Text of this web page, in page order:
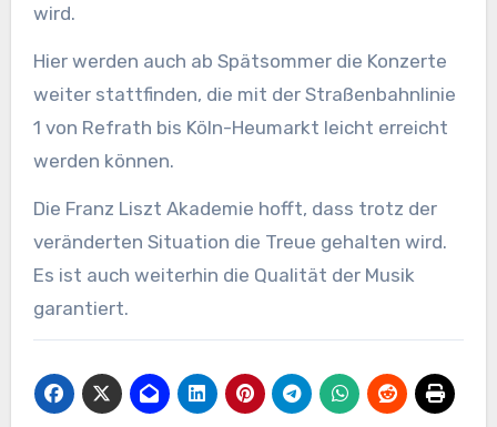
wird.
Hier werden auch ab Spätsommer die Konzerte
weiter stattfinden, die mit der Straßenbahnlinie
1 von Refrath bis Köln-Heumarkt leicht erreicht
werden können.
Die Franz Liszt Akademie hofft, dass trotz der
veränderten Situation die Treue gehalten wird.
Es ist auch weiterhin die Qualität der Musik
garantiert.